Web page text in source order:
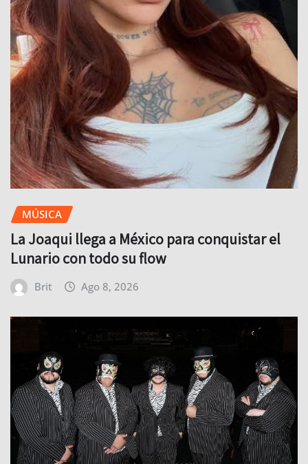
MÚSICA
La Joaqui llega a México para conquistar el
Lunario con todo su flow
Brit Ago 8, 2026